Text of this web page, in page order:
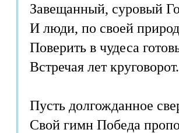
Завещанный, суровый
И люди, по своей
Поверить в чудеса
Встречая лет круговорот.
Пусть долгожданное
Свой гимн Победа